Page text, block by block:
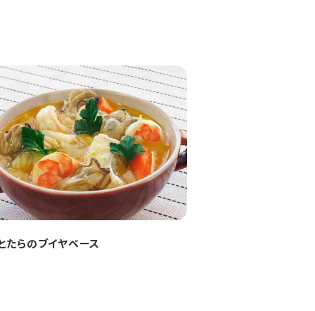
たらのブイヤベース